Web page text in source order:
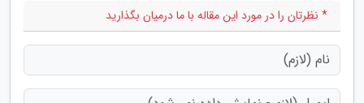
* نظرتان را در مورد این مقاله با ما درمیان بگذارید